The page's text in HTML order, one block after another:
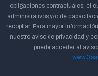
obligaciones contractuales, el
administrativos y/o de
recopilar. Para mayor
nuestro aviso de privacidad y
puede acceder al